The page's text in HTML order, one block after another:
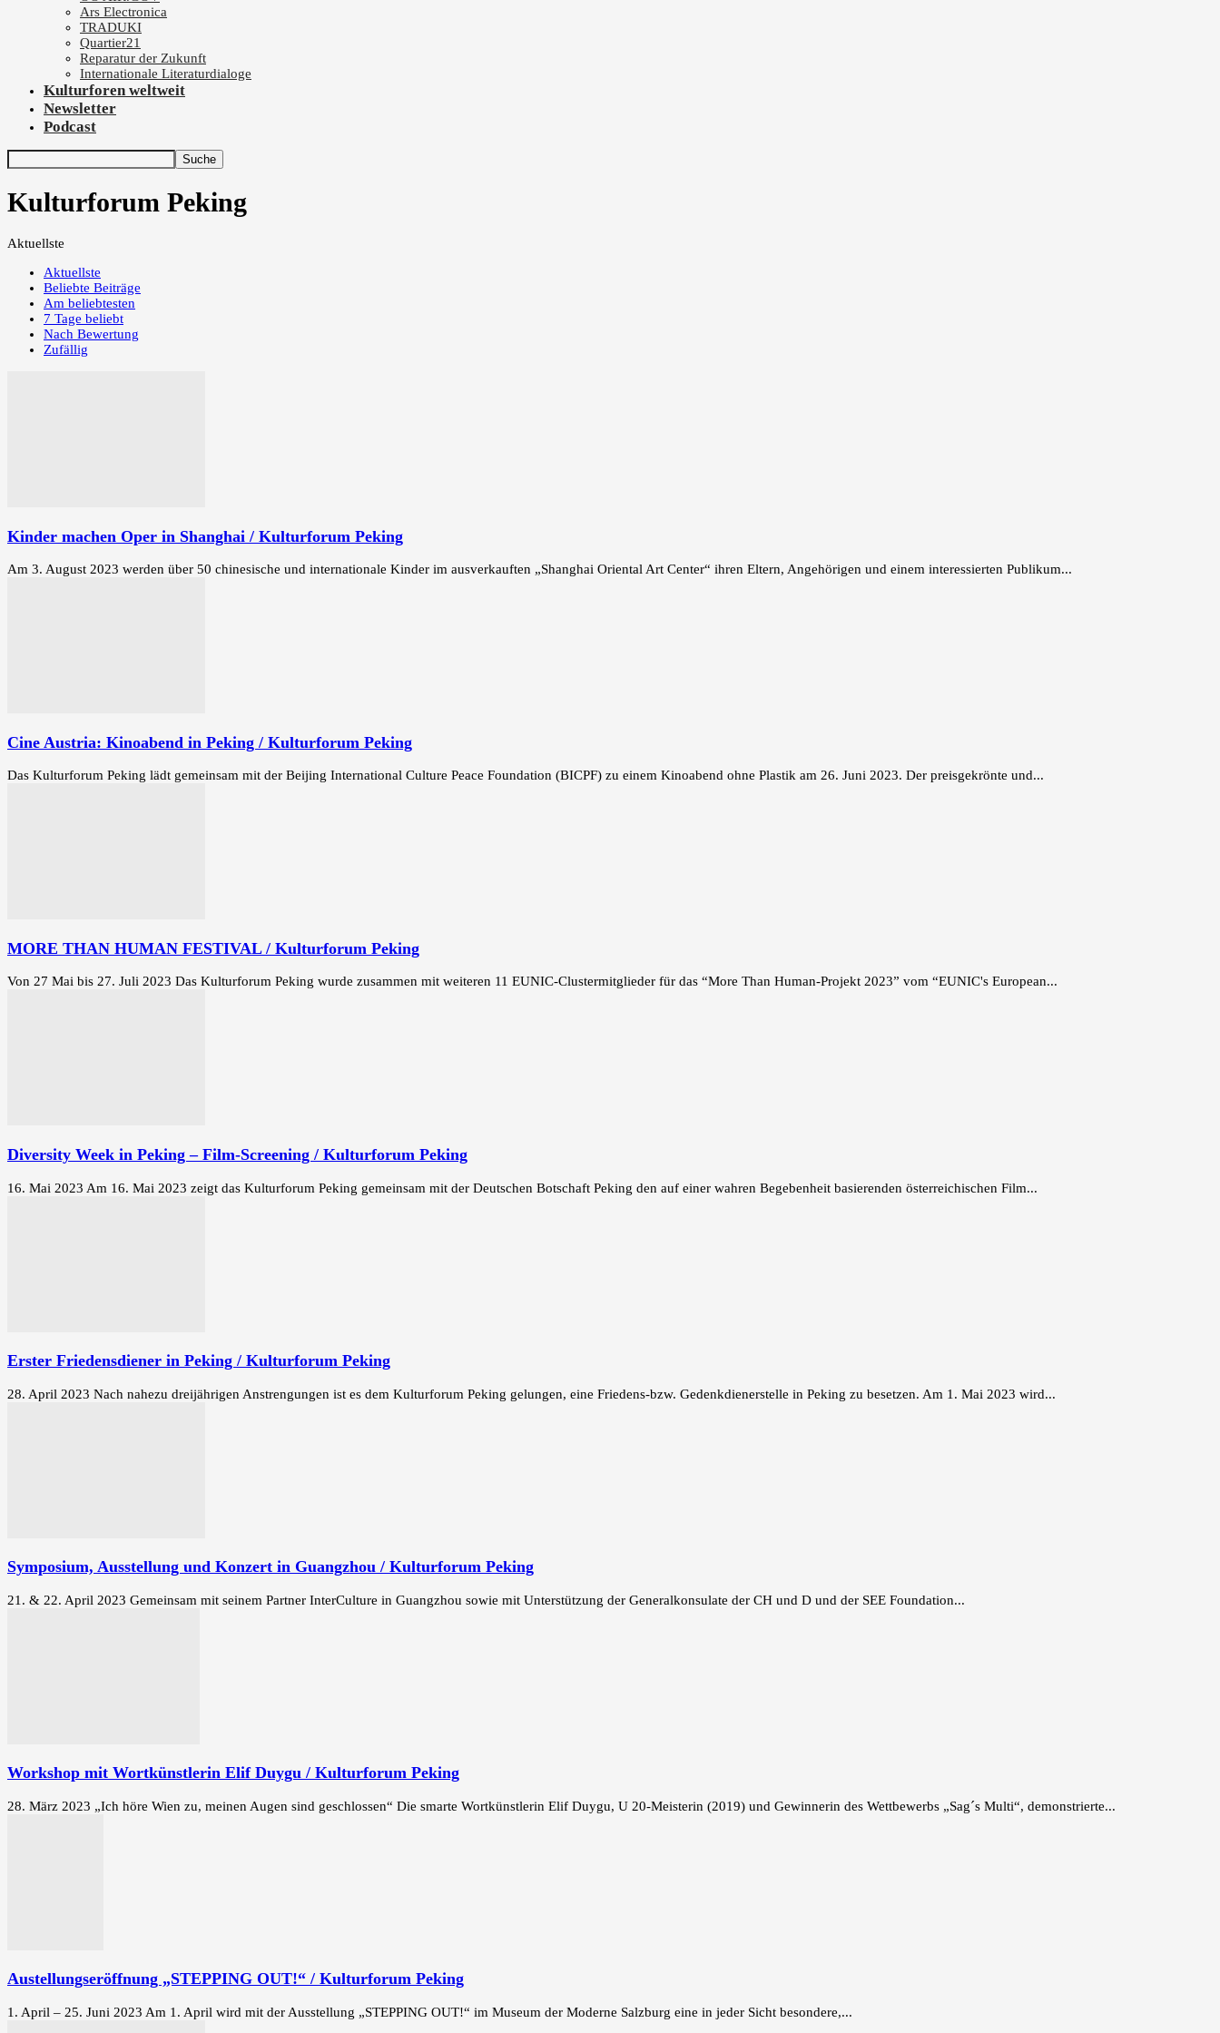
Ars Electronica
TRADUKI
Quartier21
Reparatur der Zukunft
Internationale Literaturdialoge
Kulturforen weltweit
Newsletter
Podcast
Kulturforum Peking
Aktuellste
Aktuellste
Beliebte Beiträge
Am beliebtesten
7 Tage beliebt
Nach Bewertung
Zufällig
Kinder machen Oper in Shanghai / Kulturforum Peking
Am 3. August 2023 werden über 50 chinesische und internationale Kinder im ausverkauften „Shanghai Oriental Art Center“ ihren Eltern, Angehörigen und einem interessierten Publikum...
Cine Austria: Kinoabend in Peking / Kulturforum Peking
Das Kulturforum Peking lädt gemeinsam mit der Beijing International Culture Peace Foundation (BICPF) zu einem Kinoabend ohne Plastik am 26. Juni 2023. Der preisgekrönte und...
MORE THAN HUMAN FESTIVAL / Kulturforum Peking
Von 27 Mai bis 27. Juli 2023 Das Kulturforum Peking wurde zusammen mit weiteren 11 EUNIC-Clustermitglieder für das “More Than Human-Projekt 2023” vom “EUNIC's European...
Diversity Week in Peking – Film-Screening / Kulturforum Peking
16. Mai 2023 Am 16. Mai 2023 zeigt das Kulturforum Peking gemeinsam mit der Deutschen Botschaft Peking den auf einer wahren Begebenheit basierenden österreichischen Film...
Erster Friedensdiener in Peking / Kulturforum Peking
28. April 2023 Nach nahezu dreijährigen Anstrengungen ist es dem Kulturforum Peking gelungen, eine Friedens-bzw. Gedenkdienerstelle in Peking zu besetzen. Am 1. Mai 2023 wird...
Symposium, Ausstellung und Konzert in Guangzhou / Kulturforum Peking
21. & 22. April 2023 Gemeinsam mit seinem Partner InterCulture in Guangzhou sowie mit Unterstützung der Generalkonsulate der CH und D und der SEE Foundation...
Workshop mit Wortkünstlerin Elif Duygu / Kulturforum Peking
28. März 2023 „Ich höre Wien zu, meinen Augen sind geschlossen“ Die smarte Wortkünstlerin Elif Duygu, U 20-Meisterin (2019) und Gewinnerin des Wettbewerbs „Sag´s Multi“, demonstrierte...
Austellungseröffnung „STEPPING OUT!“ / Kulturforum Peking
1. April – 25. Juni 2023 Am 1. April wird mit der Ausstellung „STEPPING OUT!“ im Museum der Moderne Salzburg eine in jeder Sicht besondere,...